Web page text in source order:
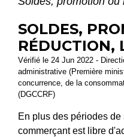
SOLDES,
RÉDUCTION,
Vérifié le 24 Jun 2022 -
administrative (Première
concurrence, de la
(DGCCRF)
En plus des périodes
commerçant est libre